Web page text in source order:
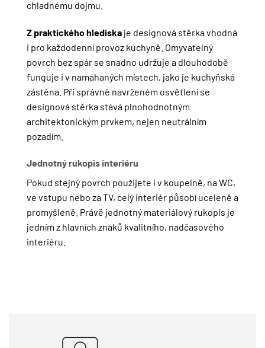
chladnému dojmu.
Z praktického hlediska je designová stěrka vhodná
i pro každodenní provoz kuchyně. Omyvatelný
povrch bez spár se snadno udržuje a dlouhodobě
funguje i v namáhaných místech, jako je kuchyňská
zástěna. Při správně navrženém osvětlení se
designová stěrka stává plnohodnotným
architektonickým prvkem, nejen neutrálním
pozadím.
Jednotný rukopis interiéru
Pokud stejný povrch použijete i v koupelně, na WC,
ve vstupu nebo za TV, celý interiér působí uceleně a
promyšleně. Právě jednotný materiálový rukopis je
jedním z hlavních znaků kvalitního, nadčasového
interiéru.